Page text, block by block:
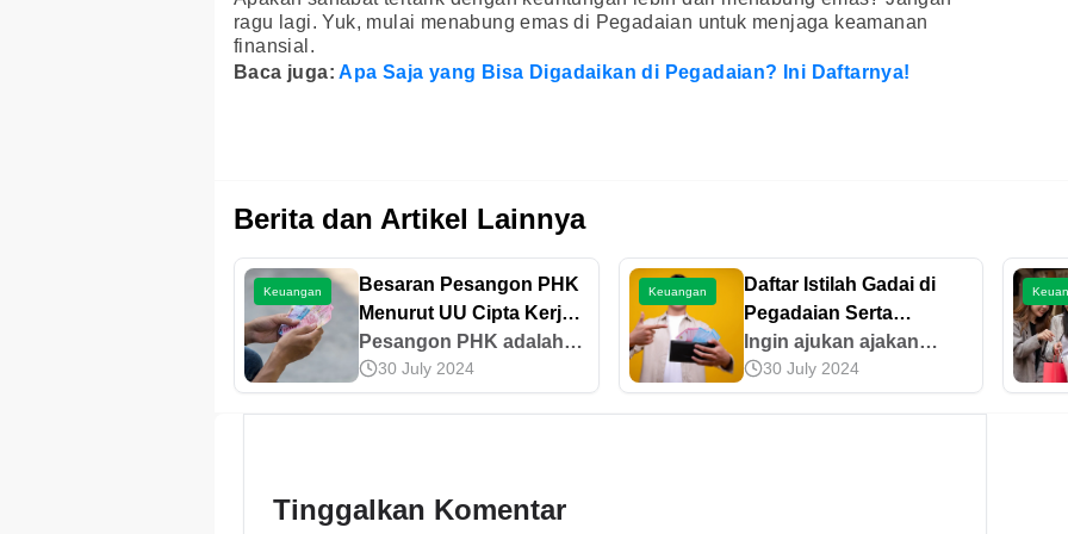
ragu lagi. Yuk, mulai menabung emas di Pegadaian untuk menjaga keamanan
finansial.
Baca juga:Apa Saja yang Bisa Digadaikan di Pegadaian? Ini Daftarnya!
Berita dan Artikel Lainnya
Keuangan
Besaran Pesangon PHK
Menurut UU Cipta Kerja,
Dapat Berapa?
Pesangon PHK adalah
salah satu hak karyawan
yang wajib dibayarkan
besarannya?
30 July 2024
Keuangan
Daftar Istilah Gadai di
Pegadaian Serta
Penjelasannya
Ingin ajukan ajakan
gadai di Pegadaian?
Pahami dulu daftar istilah
30 July 2024
Tinggalkan Komentar